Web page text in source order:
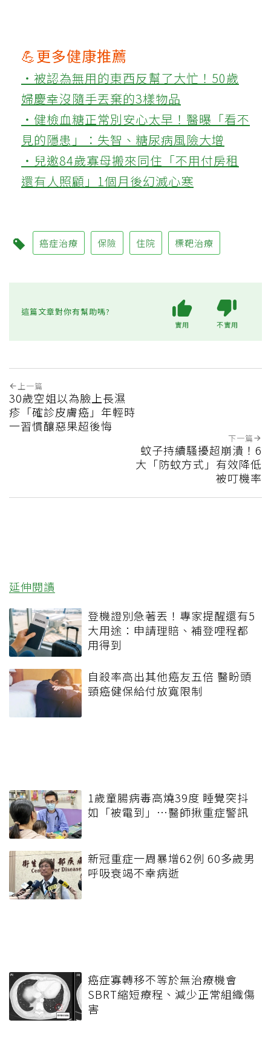
💪更多健康推薦
‧被認為無用的東西反幫了大忙！50歲
婦慶幸沒隨手丟棄的3樣物品
‧健檢血糖正常別安心太早！醫曝「看不
見的隱患」：失智、糖尿病風險大增
‧兒邀84歲寡母搬來同住「不用付房租
還有人照顧」1個月後幻滅心寒
癌症治療 保險 住院 標靶治療
這篇文章對你有幫助嗎?
實用 不實用
上一篇
30歲空姐以為臉上長濕
疹「確診皮膚癌」年輕時
一習慣釀惡果超後悔
下一篇
蚊子持續騷擾超崩潰！6
大「防蚊方式」有效降低
被叮機率
延伸閱讀
登機證別急著丟！專家提醒還有5
大用途：申請理賠、補登哩程都
用得到
自殺率高出其他癌友五倍 醫盼頭
頸癌健保給付放寬限制
1歲童腸病毒高燒39度 睡覺突抖
如「被電到」…醫師揪重症警訊
新冠重症一周暴增62例 60多歲男
呼吸衰竭不幸病逝
癌症寡轉移不等於無治療機會
SBRT縮短療程、減少正常組織傷
害